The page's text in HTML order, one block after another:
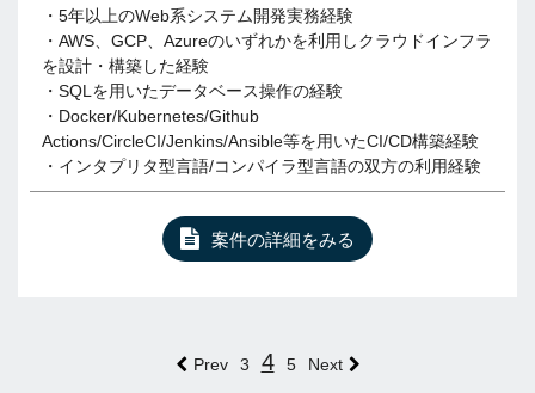
・5年以上のWeb系システム開発実務経験
・AWS、GCP、Azureのいずれかを利用しクラウドインフラ
を設計・構築した経験
・SQLを用いたデータベース操作の経験
・Docker/Kubernetes/Github
Actions/CircleCI/Jenkins/Ansible等を用いたCI/CD構築経験
・インタプリタ型言語/コンパイラ型言語の双方の利用経験
案件の詳細をみる
Prev 3 4 5 Next